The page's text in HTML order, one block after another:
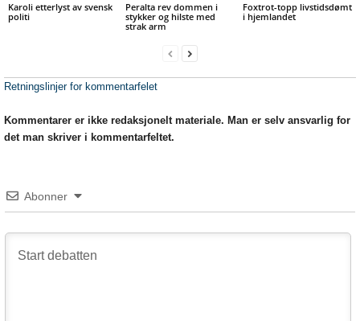
Karoli etterlyst av svensk
politi
Peralta rev dommen i
stykker og hilste med
strak arm
Foxtrot-topp livstidsdømt
i hjemlandet
Retningslinjer for kommentarfelet
Kommentarer er ikke redaksjonelt materiale. Man er selv ansvarlig for
det man skriver i kommentarfeltet.
Abonner